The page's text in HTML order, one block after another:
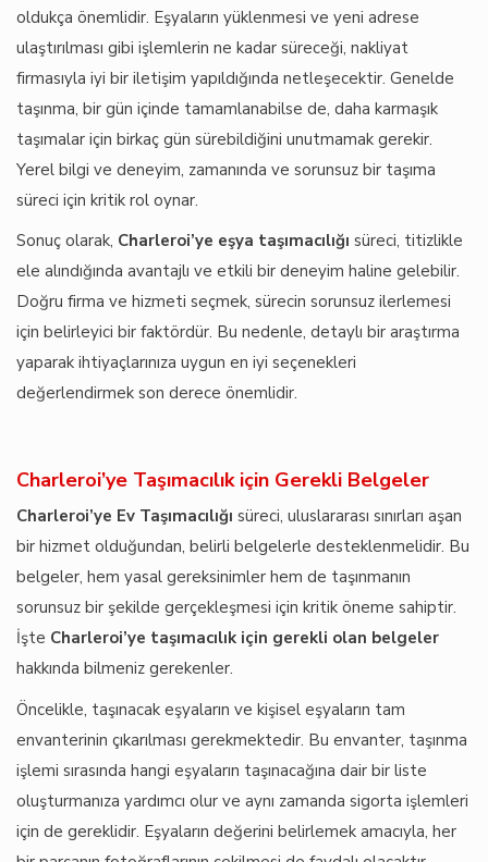
oldukça önemlidir. Eşyaların yüklenmesi ve yeni adrese
ulaştırılması gibi işlemlerin ne kadar süreceği, nakliyat
firmasıyla iyi bir iletişim yapıldığında netleşecektir. Genelde
taşınma, bir gün içinde tamamlanabilse de, daha karmaşık
taşımalar için birkaç gün sürebildiğini unutmamak gerekir.
Yerel bilgi ve deneyim, zamanında ve sorunsuz bir taşıma
süreci için kritik rol oynar.
Sonuç olarak, Charleroi’ye eşya taşımacılığı süreci, titizlikle
ele alındığında avantajlı ve etkili bir deneyim haline gelebilir.
Doğru firma ve hizmeti seçmek, sürecin sorunsuz ilerlemesi
için belirleyici bir faktördür. Bu nedenle, detaylı bir araştırma
yaparak ihtiyaçlarınıza uygun en iyi seçenekleri
değerlendirmek son derece önemlidir.
Charleroi’ye Taşımacılık için Gerekli Belgeler
Charleroi’ye Ev Taşımacılığı süreci, uluslararası sınırları aşan
bir hizmet olduğundan, belirli belgelerle desteklenmelidir. Bu
belgeler, hem yasal gereksinimler hem de taşınmanın
sorunsuz bir şekilde gerçekleşmesi için kritik öneme sahiptir.
İşte Charleroi’ye taşımacılık için gerekli olan belgeler
hakkında bilmeniz gerekenler.
Öncelikle, taşınacak eşyaların ve kişisel eşyaların tam
envanterinin çıkarılması gerekmektedir. Bu envanter, taşınma
işlemi sırasında hangi eşyaların taşınacağına dair bir liste
oluşturmanıza yardımcı olur ve aynı zamanda sigorta işlemleri
için de gereklidir. Eşyaların değerini belirlemek amacıyla, her